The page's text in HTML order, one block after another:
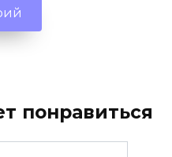
понравиться